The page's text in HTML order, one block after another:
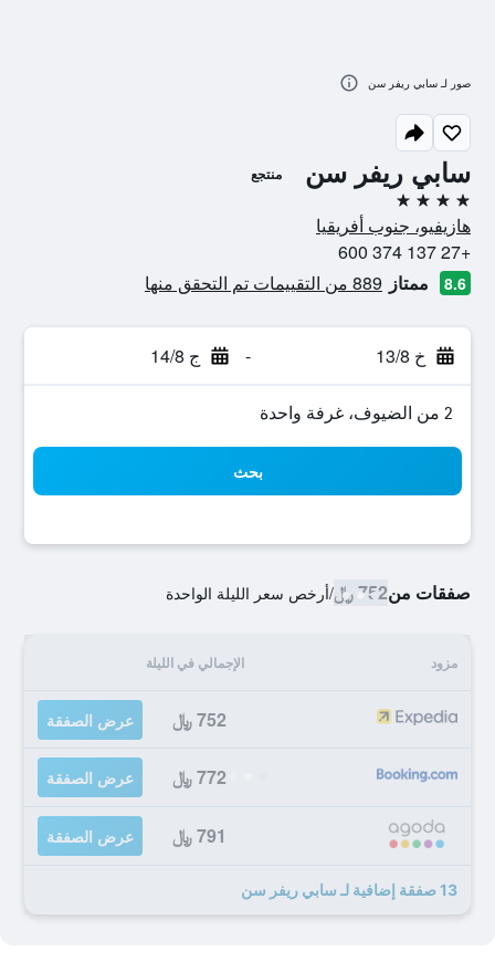
سابي ريفر سن منتجع
4 نجوم
هازيفيو، جنوب أفريقيا
+27 137 374 600
8.6 ممتاز 889 من التقييمات تم التحقق منها
خ 13/8 - ج 14/8
2 من الضيوف، غرفة واحدة
بحث
صفقات من752 ﷼ /أرخص سعر الليلة الواحدة
مزود الإجمالي في الليلة
752 ﷼ عرض الصفقة
772 ﷼ عرض الصفقة
791 ﷼ عرض الصفقة
13 صفقة إضافية لـ سابي ريفر سن
صور لـ سابي ريفر سن